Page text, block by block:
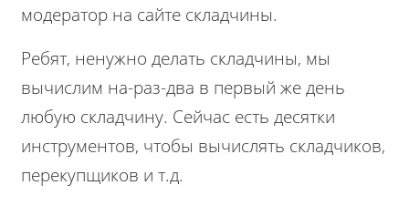
модератор на сайте складчины.
Ребят, ненужно делать складчины, мы
вычислим на-раз-два в первый же день
любую складчину. Сейчас есть десятки
инструментов, чтобы вычислять складчиков,
перекупщиков и т.д.